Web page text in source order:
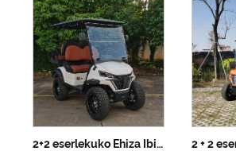
2+2 eserlekuko Ehiza Ibilgailu Elektrikoa